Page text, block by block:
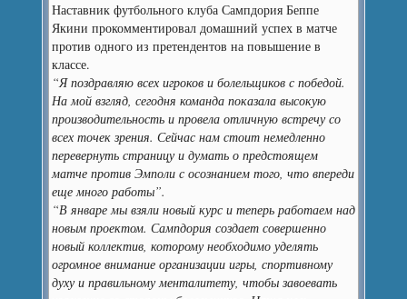
Наставник футбольного клуба Сампдория Беппе
Якини прокомментировал домашний успех в матче
против одного из претендентов на повышение в
классе.
“Я поздравляю всех игроков и болельщиков с победой.
На мой взгляд, сегодня команда показала высокую
производительность и провела отличную встречу со
всех точек зрения. Сейчас нам стоит немедленно
перевернуть страницу и думать о предстоящем
матче против Эмполи с осознанием того, что впереди
еще много работы”.
“В январе мы взяли новый курс и теперь работаем над
новым проектом. Сампдория создает совершенно
новый коллектив, которому необходимо уделять
огромное внимание организации игры, спортивному
духу и правильному менталитету, чтобы завоевать